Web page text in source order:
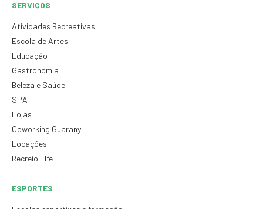
SERVIÇOS
Atividades Recreativas
Escola de Artes
Educação
Gastronomia
Beleza e Saúde
SPA
Lojas
Coworking Guarany
Locações
Recreio LIfe
ESPORTES